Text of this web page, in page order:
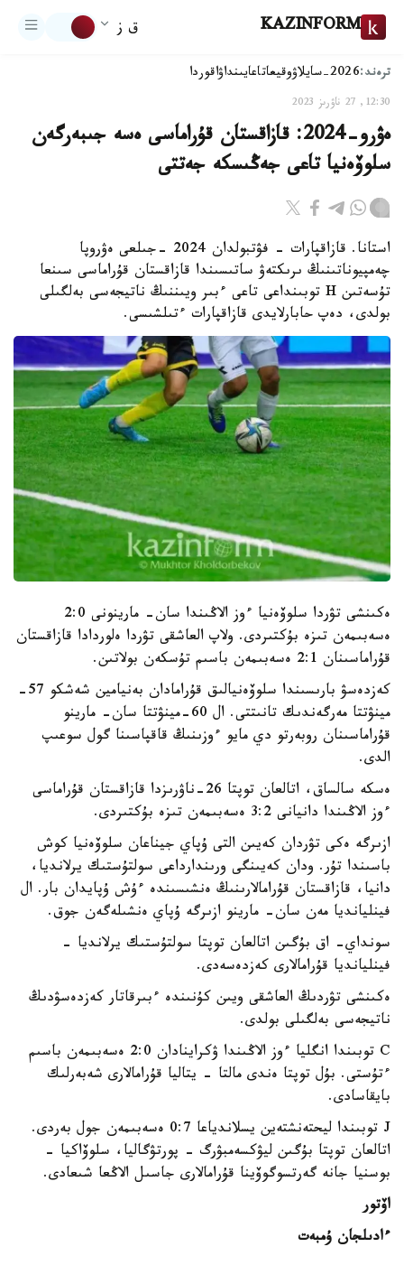
KAZINFORM ق ز
ترەند:2026-سايلاۋ وقيعاتاعايىنداۋاقوردا
12:30, 27 ناۋرىز 2023
ەۋرو-2024: قازاقستان قۇراماسى ەسە جىبەرگەن
سلوۆەنيا تاعى جەڭىسكە جەتتى
استانا. قازاقپارات - فۋتبولدان 2024 -جىلعى ەۋروپا
چەمپيوناتىنىڭ ىرىكتەۋ ساتىسىندا قازاقستان قۇراماسى سىنعا
تۇسەتىن H توبىنداعى تاعى ءبىر ويىننىڭ ناتيجەسى بەلگىلى
بولدى، دەپ حابارلايدى قازاقپارات ءتىلشىسى.
ەكىنشى تۋردا سلوۆەنيا ءوز الاڭىندا سان- مارينونى 2:0
ەسەبىمەن تىزە بۇكتىردى. ولاپ العاشقى تۋردا ەلوردادا قازاقستان
قۇراماسىنان 2:1 ەسەبىمەن باسىم تۇسكەن بولاتىن.
كەزدەسۋ بارىسىندا سلوۆەنيالىق قۇرامادان بەنيامين شەشكو 57-
مينۋتتا مەرگەندىك تانىتتى. ال 60-مينۋتتا سان- مارينو
قۇراماسىنان روبەرتو دي مايو ءوزىنىڭ قاقپاسىنا گول سوعىپ
الدى.
ەسكە سالساق، اتالعان توپتا 26-ناۋرىزدا قازاقستان قۇراماسى
ءوز الاڭىندا دانيانى 3:2 ەسەبىمەن تىزە بۇكتىردى.
ازىرگە ەكى تۋردان كەيىن التى ۇپاي جيناعان سلوۆەنيا كوش
باسىندا تۇر. ودان كەيىنگى ورىندارداعى سولتۇستىك يرلانديا،
دانيا، قازاقستان قۇرامالارىنىڭ ەنشىسىندە ءۇش ۇپايدان بار. ال
فينليانديا مەن سان- مارينو ازىرگە ۇپاي ەنشىلەگەن جوق.
سونداي- اق بۇگىن اتالعان توپتا سولتۇستىك يرلانديا -
فينليانديا قۇرامالارى كەزدەسەدى.
ەكىنشى تۋردىڭ العاشقى ويىن كۇنىندە ءبىرقاتار كەزدەسۋدىڭ
ناتيجەسى بەلگىلى بولدى.
C توبىندا انگليا ءوز الاڭىندا ۋكراينادان 2:0 ەسەبىمەن باسىم
ءتۇستى. بۇل توپتا ەندى مالتا - يتاليا قۇرامالارى شەبەرلىك
بايقاسادى.
J توبىندا ليحتەنشتەين يسلاندياعا 0:7 ەسەبىمەن جول بەردى.
اتالعان توپتا بۇگىن ليۋكسەمبۋرگ - پورتۋگاليا، سلوۆاكيا -
بوسنيا جانە گەرتسوگوۆينا قۇرامالارى جاسىل الاڭعا شىعادى.
اۆتور
ءادىلجان ۇمبەت